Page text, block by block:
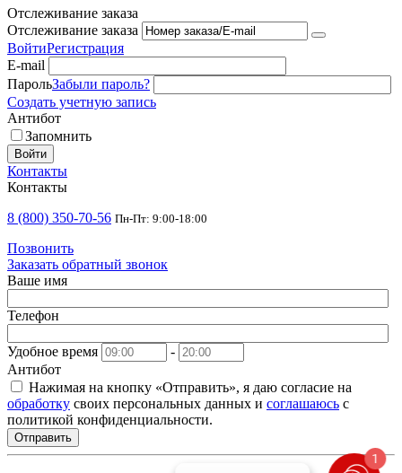
Отслеживание заказа
Отслеживание заказа
ВойтиРегистрация
E-mail
ПарольЗабыли пароль?
Создать учетную запись
Антибот
Запомнить
Войти
Контакты
Контакты
8 (800) 350-70-56 Пн-Пт: 9:00-18:00
Позвонить
Заказать обратный звонок
Ваше имя
Телефон
Удобное время
-
Антибот
Нажимая на кнопку «Отправить», я даю согласие на
обработку своих персональных данных и соглашаюсь с
политикой конфиденциальности.
Отправить
1